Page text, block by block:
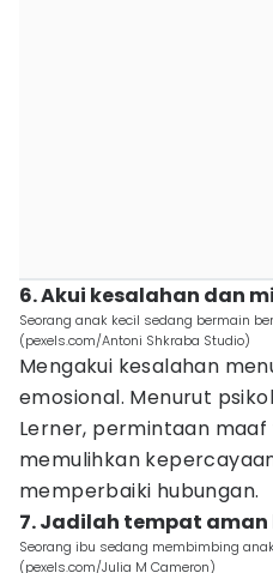
6. Akui kesalahan dan
Seorang anak kecil sedang bermain
(pexels.com/Antoni Shkraba Studio)
Mengakui kesalahan
emosional. Menurut
Lerner, permintaan
memulihkan
memperbaiki hubungan.
7. Jadilah tempat
Seorang ibu sedang membimbing
(pexels.com/Julia M Cameron)